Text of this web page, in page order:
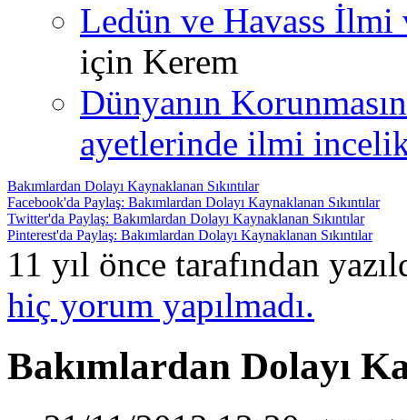
Ledün ve Havass İlmi
için Kerem
Dünyanın
ayetlerinde ilmi
Bakımlardan Dolayı Kaynaklanan Sıkıntılar
Facebook'da Paylaş: Bakımlardan Dolayı Kaynaklanan Sıkıntılar
Twitter'da Paylaş: Bakımlardan Dolayı Kaynaklanan Sıkıntılar
Pinterest'da Paylaş: Bakımlardan Dolayı Kaynaklanan Sıkıntılar
11 yıl önce tarafından
hiç yorum yapılmadı.
Bakımlardan Dolayı